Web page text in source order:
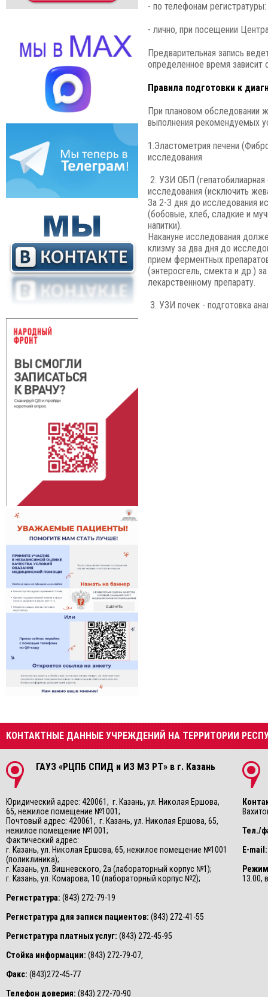
- по телефонам
- лично, при посещении
Предварительная запись
определенное время зависит
Правила подготовки к
При плановом обследовании
выполнения рекомендуемых
1.Эластометрия печени
исследования
2. УЗИ ОБП
исследования (исключить
За 2-3 дня до исследования
(бобовые, хлеб, сладкие и
напитки).
Накануне исследования
клизму за два дня до
прием ферментных
(энтеросгель, смекта и др.)
лекарственному препарату.
3. УЗИ почек - подготовка
КОНТАКТНЫЕ ДАННЫЕ УЧРЕЖДЕНИЙ НА ТЕРРИТОРИИ
ГАУЗ «РЦПБ СПИД и ИЗ МЗ РТ» в г. Казань
Юридический адрес: 420061, г. Казань, ул. Николая Ершова,
65, нежилое помещение №1001;
Почтовый адрес: 420061, г. Казань, ул. Николая Ершова, 65,
нежилое помещение №1001;
Фактический адрес:
г. Казань, ул. Николая Ершова, 65, нежилое помещение №1001
(поликлиника);
г. Казань, ул. Вишневского, 2а (лабораторный корпус №1);
г. Казань, ул. Комарова, 10 (лабораторный корпус №2);
Регистратура: (843) 272-79-19
Регистратура для записи пациентов: (843) 272-41-55
Регистратура платных услуг: (843) 272-45-95
Стойка информации: (843) 272-79-07,
Факс: (843)272-45-77
Телефон доверия: (843) 272-70-90
Тел./
E-mail:
13.00,